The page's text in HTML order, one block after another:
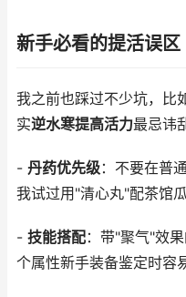
新手必看的提活误区
我之前也踩过不少坑，比
实逆水寒提高活力最忌讳
- 丹药优先级：不要在普
我试过用"清心丸"配茶馆
- 技能搭配：带"聚气"效
个属性新手装备鉴定时容